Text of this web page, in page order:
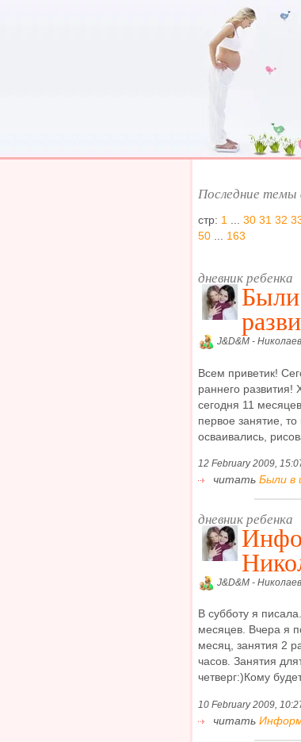
Последние
стр: 1 30 31 32
50
163
дневник ребенка
J&D&M -
Всем приветик!
раннего
сегодня 11
первое занятие,
осваивались,
12 February 2009,
читать Были в
дневник ребенка
J&D&M -
В субботу я
месяцев. Вчера я
месяц, занятия 2
часов. Занятия
четверг:)Кому
10 February 2009,
читать